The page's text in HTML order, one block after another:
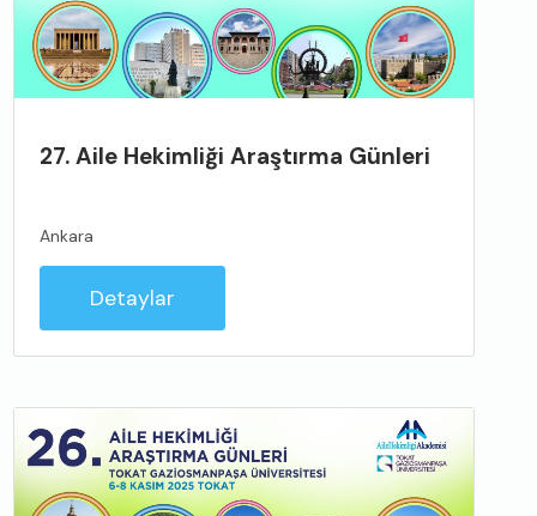
27. Aile Hekimliği Araştırma Günleri
Ankara
Detaylar